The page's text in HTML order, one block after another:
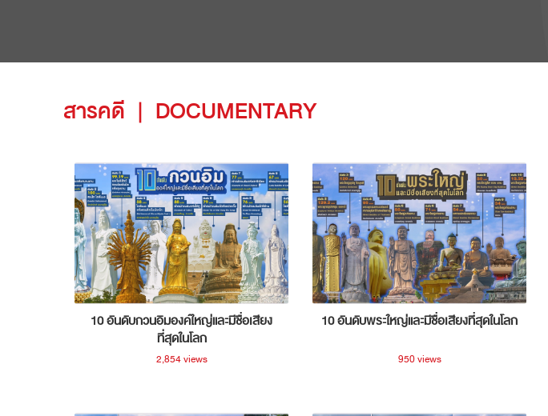
สารคดี | DOCUMENTARY
10 อันดับกวนอิมองค์ใหญ่และมีชื่อเสียง
ที่สุดในโลก
2,854 views
10 อันดับพระใหญ่และมีชื่อเสียงที่สุดในโลก
950 views